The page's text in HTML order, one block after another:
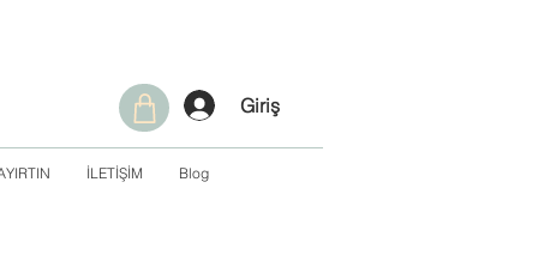
Giriş
İLETİŞİM Blog